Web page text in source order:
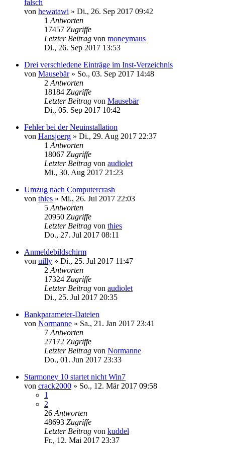
falsch
von hewatawi » Di., 26. Sep 2017 09:42
1 Antworten
17457 Zugriffe
Letzter Beitrag von moneymaus
Di., 26. Sep 2017 13:53
Drei verschiedene Einträge im Inst-Verzeichnis
von Mausebär» So., 03. Sep 2017 14:48
2 Antworten
18184 Zugriffe
Letzter Beitrag von Mausebär
Di., 05. Sep 2017 10:42
Fehler bei der Neuinstallation
von Hansjoerg » Di., 29. Aug 2017 22:37
1 Antworten
18067 Zugriffe
Letzter Beitrag von audiolet
Mi., 30. Aug 2017 21:23
Umzug nach Computercrash
von thies » Mi., 26. Jul 2017 22:03
5 Antworten
20950 Zugriffe
Letzter Beitrag von thies
Do., 27. Jul 2017 08:11
Anmeldebildschirm
von uilly » Di., 25. Jul 2017 11:47
2 Antworten
17324 Zugriffe
Letzter Beitrag von audiolet
Di., 25. Jul 2017 20:35
Bankparameter-Dateien
von Normanne » Sa., 21. Jan 2017 23:41
7 Antworten
27172 Zugriffe
Letzter Beitrag von Normanne
Do., 01. Jun 2017 23:33
Starmoney 10 startet nicht Win7
von crack2000 » So., 12. Mär 2017 09:58
1
2
26 Antworten
48693 Zugriffe
Letzter Beitrag von kuddel
Fr., 12. Mai 2017 23:37